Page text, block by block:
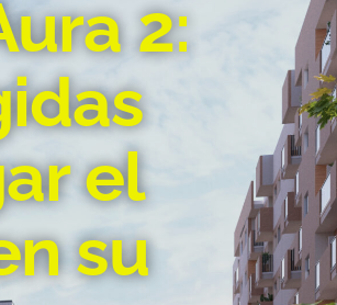
2:
el
su